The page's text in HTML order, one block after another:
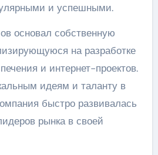
и успешными.
основал собственную
на разработке
и интернет-проектов.
идеям и таланту в
быстро развивалась
рынка в своей